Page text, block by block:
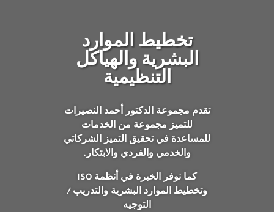
تخطيط الموارد
البشرية والهياكل
التنظيمية
تقدم مجموعة الدكتور أحمد النصيرات
للتميز مجموعة من الخدمات
للمساعدة في تحقيق التميز الشركاتي
والخدمي والفردي والابتكار.
كما نوفر الخبرة في أنظمة ISO
وتخطيط الموارد البشرية والتدريب /
التوجيه